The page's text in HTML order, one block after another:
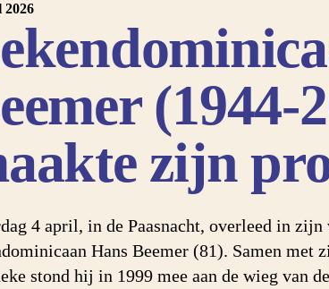
2026
(1944-
zijn
4 april, in de Paasnacht, overleed in
Hans Beemer (81). Samen met
stond hij in 1999 mee aan de wieg van